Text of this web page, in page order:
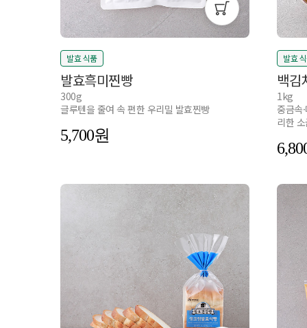
발효 식품
발효흑미찐빵
300g
글루텐을 줄여 속 편한 우리밀 발효찐빵
5,700
발효
백김
1kg
중금속
리한